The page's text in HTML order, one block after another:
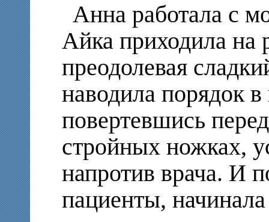
Анна работала с
Айка приходила на
преодолевая
наводила порядок в
повертевшись
стройных ножках,
напротив врача. И
пациенты,